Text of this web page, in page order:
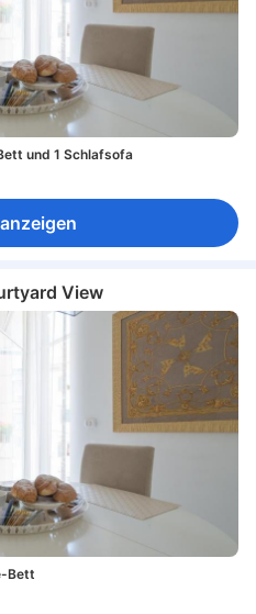
und 1 Schlafsofa
View
Bett